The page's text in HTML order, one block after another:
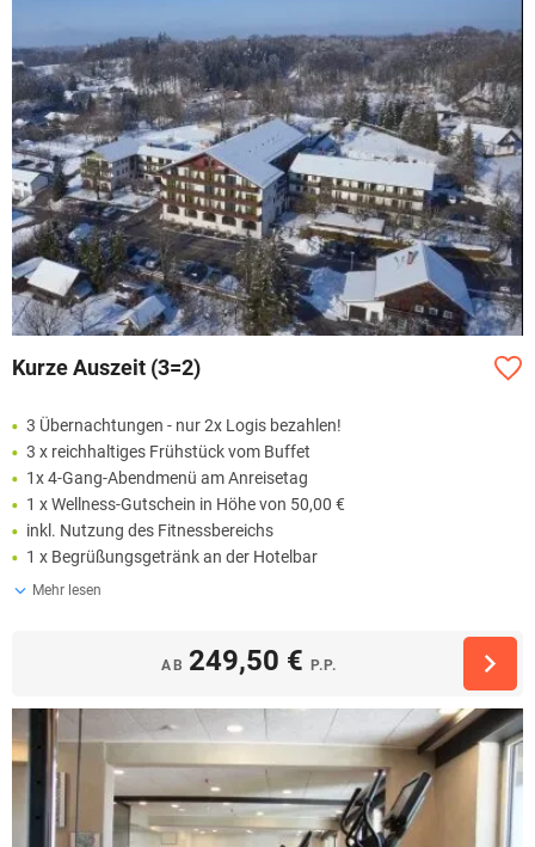
Kurze Auszeit (3=2)
3 Übernachtungen - nur 2x Logis bezahlen!
3 x reichhaltiges Frühstück vom Buffet
1x 4-Gang-Abendmenü am Anreisetag
1 x Wellness-Gutschein in Höhe von 50,00 €
inkl. Nutzung des Fitnessbereichs
1 x Begrüßungsgetränk an der Hotelbar
Mehr lesen
AB 249,50 € P.P.